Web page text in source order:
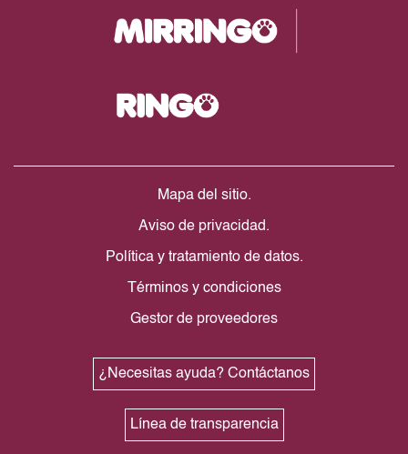
Mapa del sitio.
Aviso de privacidad.
Política y tratamiento de datos.
Términos y condiciones
Gestor de proveedores
¿Necesitas ayuda? Contáctanos
Línea de transparencia